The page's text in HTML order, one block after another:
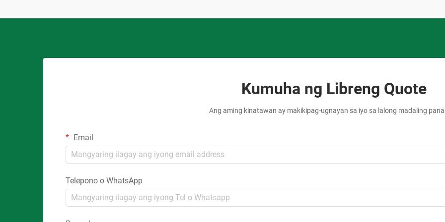
Kumuha ng Libreng Quote
Ang aming kinatawan ay makikipag-ugnayan sa iyo sa lalong madaling
Email
Telepono o WhatsApp